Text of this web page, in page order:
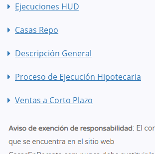
Ejecuciones HUD
Casas Repo
Descripción General
Proceso de Ejecución Hipotecaria
Ventas a Corto Plazo